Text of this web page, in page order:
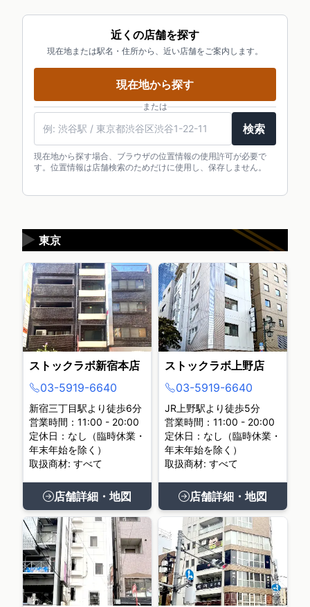
近くの店舗を探す
現在地または駅名・住所から、近い店舗をご案内します。
現在地から探す
または
検索
現在地から探す場合、ブラウザの位置情報の使用許可が必要で
す。位置情報は店舗検索のためだけに使用し、保存しません。
東京
▶
ストックラボ新宿本店
03-5919-6640
新宿三丁目駅より徒歩6分
営業時間：11:00 - 20:00
定休日：なし（臨時休業・
年末年始を除く）
取扱商材: すべて
店舗詳細・地図
ストックラボ上野店
03-5919-6640
JR上野駅より徒歩5分
営業時間：11:00 - 20:00
定休日：なし（臨時休業・
年末年始を除く）
取扱商材: すべて
店舗詳細・地図